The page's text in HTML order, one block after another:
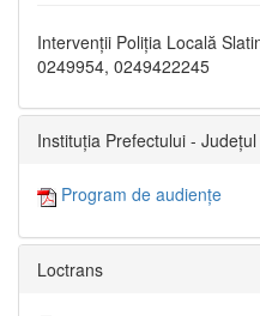
Intervenții Poliția Locală
0249954, 0249422245
Instituția Prefectului -
Program de audiențe
Loctrans